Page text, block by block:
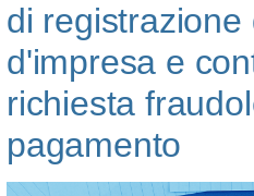
di registrazione
d'impresa e
richiesta
pagamento